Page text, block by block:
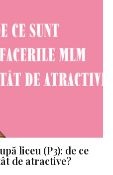
liceu (P3): de ce
de atractive?